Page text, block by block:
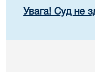
Увага! Суд не